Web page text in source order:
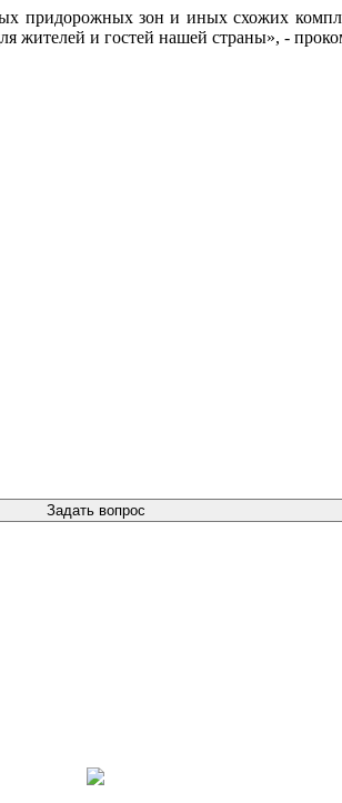
придорожных зон и иных схожих
жителей и гостей нашей страны», -